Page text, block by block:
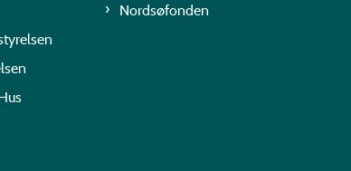
Nordsøfonden